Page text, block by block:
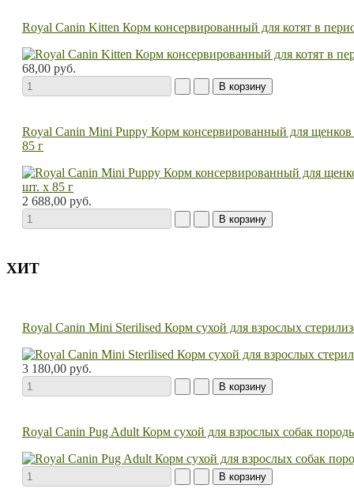
Royal Canin Kitten Корм консервированный для котят в
68,00 руб.
Royal Canin Mini Puppy Корм консервированный для щенков
85 г
2 688,00 руб.
ХИТ
Royal Canin Mini Sterilised Корм сухой для взрослых
3 180,00 руб.
Royal Canin Pug Adult Корм сухой для взрослых собак